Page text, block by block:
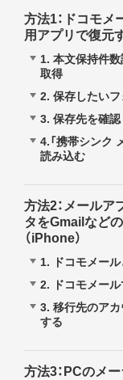
方法1：ドコモ
用アプリで復元
1. 本文保持件数
取得
2. 保存したいフ
3. 保存先を確
4.「携帯シンク
読み込む
方法2：メール
タをGmailなど
（iPhone）
1. ドコモメー
2. ドコモメー
3. 移行先のアカ
する
方法3：PCのメ